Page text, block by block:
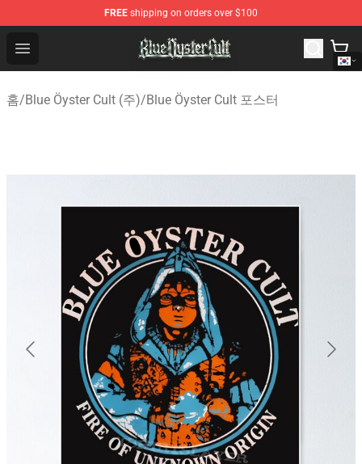
FREE shipping on orders over $100
Open menu
Blue Öyster Cult Store - Official Blue Öyster Cult
홈/Blue Öyster Cult (주)/Blue Öyster Cult 포스터